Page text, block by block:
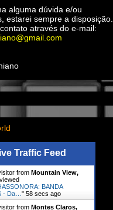
alguma dúvida e/ou
estarei sempre a disposição.
através do e-mail:
Traffic Feed
from Mountain View,
viewed
BANDA
- Da… " 1 min ago
from Montes Claros,